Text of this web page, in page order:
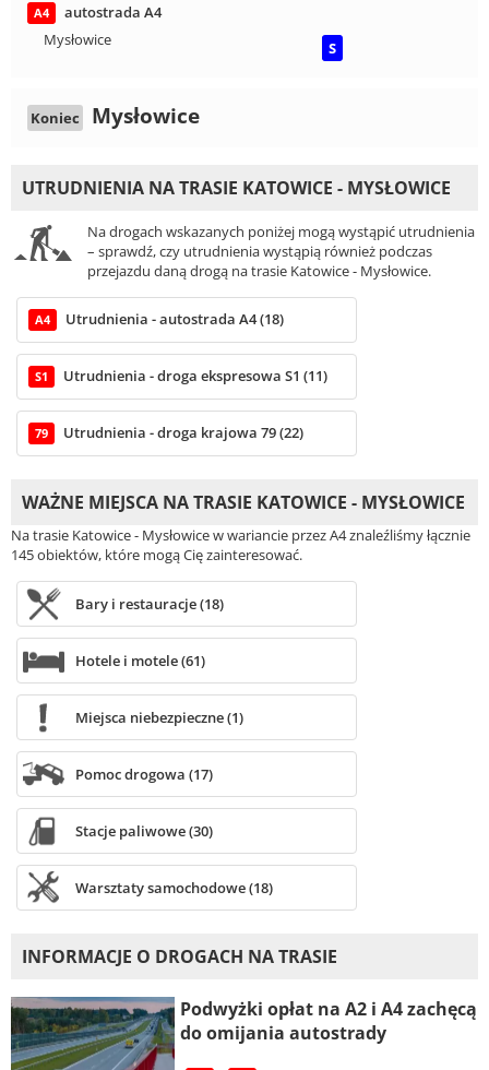
A4
autostrada A4
Mysłowice
S
Koniec Mysłowice
UTRUDNIENIA NA TRASIE KATOWICE - MYSŁOWICE
Na drogach wskazanych poniżej mogą wystąpić utrudnienia
– sprawdź, czy utrudnienia wystąpią również podczas
przejazdu daną drogą na trasie Katowice - Mysłowice.
A4 Utrudnienia - autostrada A4 (18)
S1 Utrudnienia - droga ekspresowa S1 (11)
79 Utrudnienia - droga krajowa 79 (22)
WAŻNE MIEJSCA NA TRASIE KATOWICE - MYSŁOWICE
Na trasie Katowice - Mysłowice w wariancie przez A4 znaleźliśmy łącznie
145 obiektów, które mogą Cię zainteresować.
Bary i restauracje (18)
Hotele i motele (61)
Miejsca niebezpieczne (1)
Pomoc drogowa (17)
Stacje paliwowe (30)
Warsztaty samochodowe (18)
INFORMACJE O DROGACH NA TRASIE
Podwyżki opłat na A2 i A4 zachęcą
do omijania autostrady